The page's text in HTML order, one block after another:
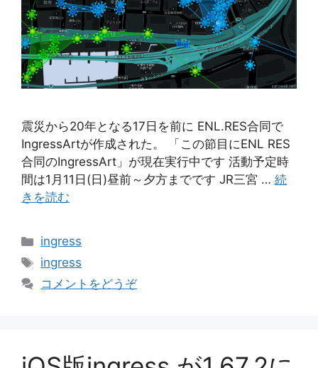
震災から20年となる17日を前に ENL.RES合同で
IngressArtが作成された。 「この節目にENL RES
合同のIngressArt」が現在実行中です 活動予定時
間は1月11日(日)昼前～夕方までです JR三宮 … 続
きを読む
カ
テ
リ
ingress
タ
グ
ingress
コメントをどうぞ